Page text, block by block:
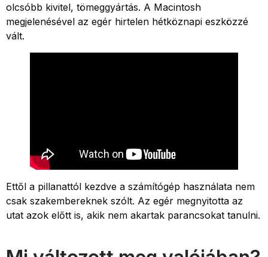
olcsóbb kivitel, tömeggyártás. A Macintosh
megjelenésével az egér hirtelen hétköznapi eszközzé
vált.
Ettől a pillanattól kezdve a számítógép használata nem
csak szakembereknek szólt. Az egér megnyitotta az
utat azok előtt is, akik nem akartak parancsokat tanulni.